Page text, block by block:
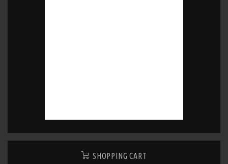
SHOPPING CART